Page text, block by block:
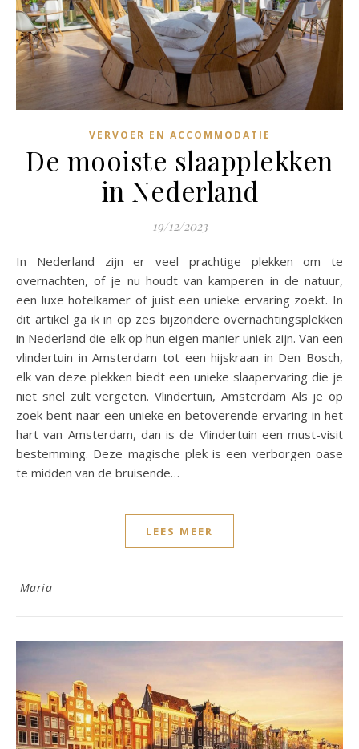
VERVOER EN ACCOMMODATIE
De mooiste slaapplekken
in Nederland
19/12/2023
In Nederland zijn er veel prachtige plekken om te
overnachten, of je nu houdt van kamperen in de natuur,
een luxe hotelkamer of juist een unieke ervaring zoekt. In
dit artikel ga ik in op zes bijzondere overnachtingsplekken
in Nederland die elk op hun eigen manier uniek zijn. Van een
vlindertuin in Amsterdam tot een hijskraan in Den Bosch,
elk van deze plekken biedt een unieke slaapervaring die je
niet snel zult vergeten. Vlindertuin, Amsterdam Als je op
zoek bent naar een unieke en betoverende ervaring in het
hart van Amsterdam, dan is de Vlindertuin een must-visit
bestemming. Deze magische plek is een verborgen oase
te midden van de bruisende…
LEES MEER
Maria